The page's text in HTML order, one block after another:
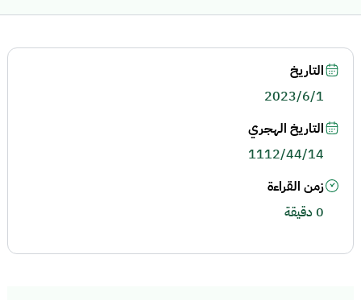
التاريخ
2023/6/1
التاريخ الهجري
1112/44/14
زمن القراءة
0 دقيقة